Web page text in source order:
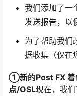
我们添加了一
发送报告，以
为了帮助我们
据收集（仅在
①新的Post FX 着
点/OSL现在，我